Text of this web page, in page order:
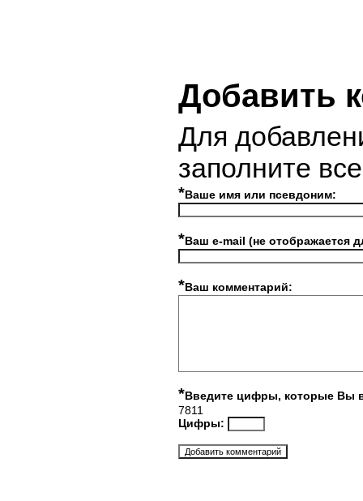
Добавить
Для
заполните
*Ваше имя или псевдоним:
*Ваш e-mail (не отображается
*Ваш комментарий:
*Введите цифры, которые Вы
7811
Цифры: